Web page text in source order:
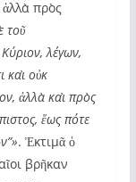
πρὸς
τοῦ
λέγων,
καὶ οὐκ
ἀλλὰ καὶ πρὸς
ἕως πότε
. Ἐκτιμᾶ ὁ
βρῆκαν